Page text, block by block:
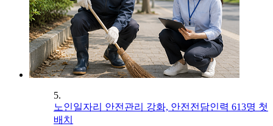
5.
노인일자리 안전관리 강화, 안전전담인력 613명 첫
배치